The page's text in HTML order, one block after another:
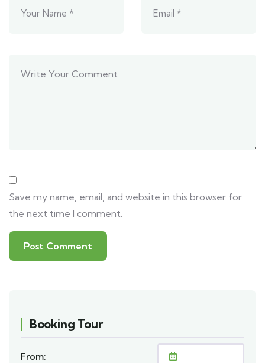
Save my name, email, and website in this browser for
the next time I comment.
Booking Tour
From: